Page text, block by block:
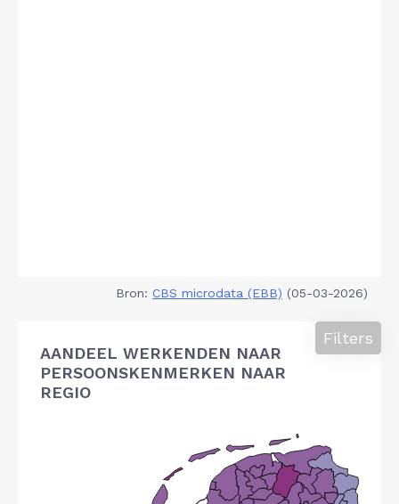
Bron: CBS microdata (EBB) (05-03-2026)
AANDEEL WERKENDEN NAAR
PERSOONSKENMERKEN NAAR
REGIO
Filters